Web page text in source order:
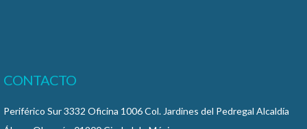
CONTACTO
Periférico Sur 3332 Oficina 1006 Col. Jardines del Pedregal Alcaldía